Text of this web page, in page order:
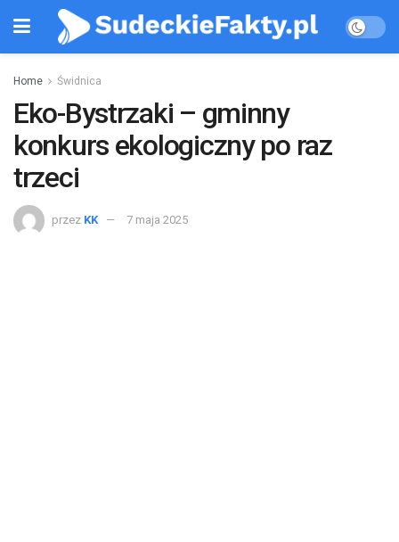
Home Świdnica
Eko-Bystrzaki – gminny
konkurs ekologiczny po raz
trzeci
przez KK 7 maja 2025